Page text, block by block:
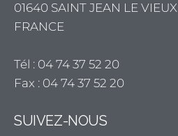
01640 SAINT JEAN LE VIEUX
FRANCE
Tél : 04 74 37 52 20
Fax : 04 74 37 52 20
SUIVEZ-NOUS